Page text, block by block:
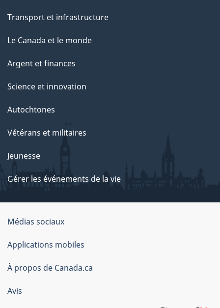
Transport et infrastructure
Le Canada et le monde
Argent et finances
Science et innovation
Autochtones
Vétérans et militaires
Jeunesse
Gérer les événements de la vie
Organisation
du
gouvernement
du
Canada
Médias sociaux
Applications mobiles
À propos de Canada.ca
Avis